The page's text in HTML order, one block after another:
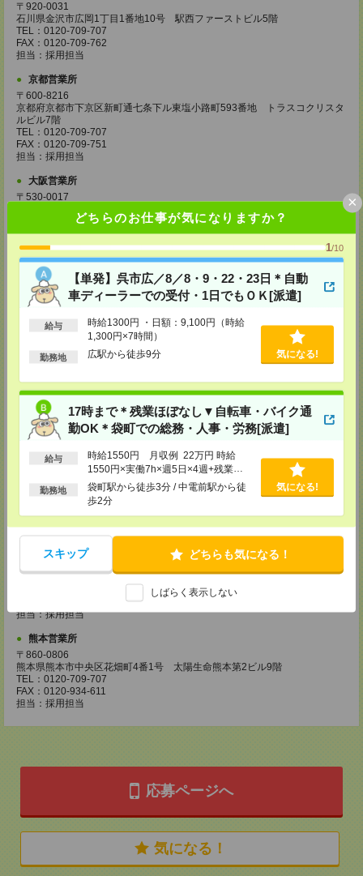
どちらのお仕事が気になりますか？
1/10
【単発】呉市広／8／8・9・22・23日＊自動
車ディーラーでの受付・1日でもＯＫ[派遣]
給与
時給1300円 ・日額：9,100円（時給
1,300円×7時間）
勤務地 広駅から徒歩9分 気になる!
17時まで＊残業ほぼなし▼自転車・バイク通
勤OK＊袋町での総務・人事・労務[派遣]
給与
時給1550円 月収例 22万円 時給
1550円×実働7h×週5日×4週+残業
3h ※月収例を保証するものではあり
ません。※給与即受取りサービス利用
勤務地
袋町駅から徒歩3分 / 中電前駅から徒
歩2分
気になる!
スキップ どちらも気になる！
しばらく表示しない
×
〒920-0031
石川県金沢市広岡1丁目1番地10号 駅西ファーストビル5階
TEL：0120-709-707
FAX：0120-709-762
担当：採用担当
京都営業所
〒600-8216
京都府京都市下京区新町通七条下ル東塩小路町593番地 トラスコクリスタ
ルビル7階
TEL：0120-709-707
FAX：0120-709-751
担当：採用担当
大阪営業所
〒530-0017
大阪府大阪市北区角田町8番1号 大阪梅田ツインタワーズ・ノース34階
TEL：0120-995-985
FAX：0120-992-568
担当：採用担当
神戸営業所
〒650-0044
兵庫県神戸市中央区東川崎町1丁目3番3号 神戸ハーバーランドセンタービ
ル18階
TEL：0120-995-984
FAX：0120-709-785
〒730-0031
広島県広島市中区紙屋町2丁目1番地22号 広島興銀ビル11階
TEL：0120-709-707
FAX：0120-934-504
担当：採用担当
松山営業所
愛媛県松山市三番町7丁目1番地21号 ジブラルタ生命松山ビル8階
TEL：0120-709-707
FAX：0120-709-890
担当：採用担当
福岡営業所
福岡県福岡市博多区中洲5丁目6番24号 第6ガーデンビル2階
担当：採用担当
熊本営業所
〒860-0806
熊本県熊本市中央区花畑町4番1号 太陽生命熊本第2ビル9階
TEL：0120-709-707
FAX：0120-934-611
担当：採用担当
応募ページへ
気になる！